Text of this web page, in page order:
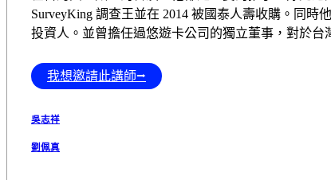
SurveyKing 調查王並在 2014 被國泰人壽收購。同
投資人。並曾擔任過悠遊卡公司的獨立董事，對於
我想邀請此講師⭢
吳志祥
劉佩真